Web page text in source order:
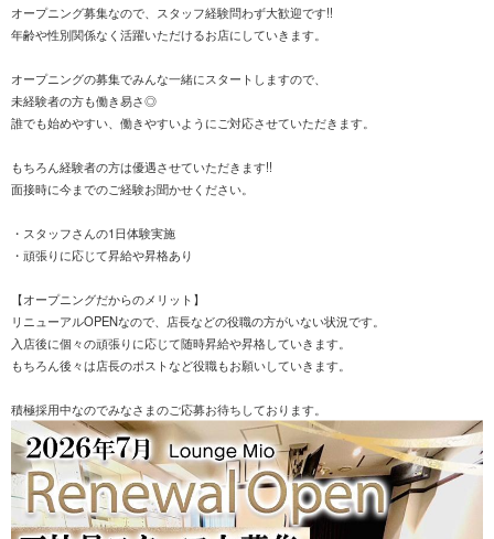
オープニング募集なので、スタッフ経験問わず大歓迎です!!
年齢や性別関係なく活躍いただけるお店にしていきます。
オープニングの募集でみんな一緒にスタートしますので、
未経験者の方も働き易さ◎
誰でも始めやすい、働きやすいようにご対応させていただきます。
もちろん経験者の方は優遇させていただきます!!
面接時に今までのご経験お聞かせください。
・スタッフさんの1日体験実施
・頑張りに応じて昇給や昇格あり
【オープニングだからのメリット】
リニューアルOPENなので、店長などの役職の方がいない状況です。
入店後に個々の頑張りに応じて随時昇給や昇格していきます。
もちろん後々は店長のポストなど役職もお願いしていきます。
積極採用中なのでみなさまのご応募お待ちしております。